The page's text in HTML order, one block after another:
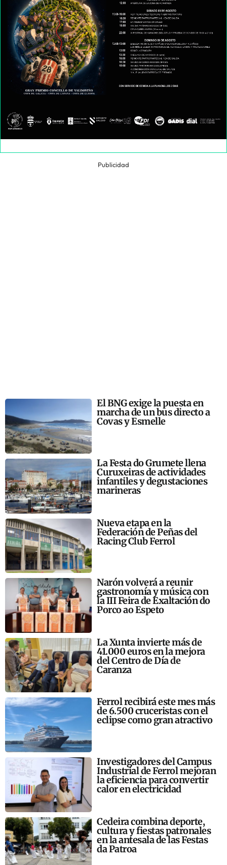
Publicidad
El BNG exige la puesta en
marcha de un bus directo a
Covas y Esmelle
La Festa do Grumete llena
Curuxeiras de actividades
infantiles y degustaciones
marineras
Nueva etapa en la
Federación de Peñas del
Racing Club Ferrol
Narón volverá a reunir
gastronomía y música con
la III Feira de Exaltación do
Porco ao Espeto
La Xunta invierte más de
41.000 euros en la mejora
del Centro de Día de
Caranza
Ferrol recibirá este mes más
de 6.500 cruceristas con el
eclipse como gran atractivo
Investigadores del Campus
Industrial de Ferrol mejoran
la eficiencia para convertir
calor en electricidad
Cedeira combina deporte,
cultura y fiestas patronales
en la antesala de las Festas
da Patroa